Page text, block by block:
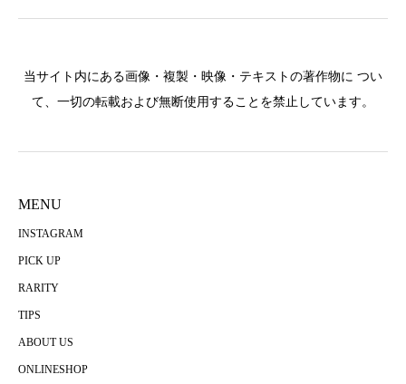
当サイト内にある画像・複製・映像・テキストの著作物に つい
て、一切の転載および無断使用することを禁止しています。
MENU
INSTAGRAM
PICK UP
RARITY
TIPS
ABOUT US
ONLINESHOP